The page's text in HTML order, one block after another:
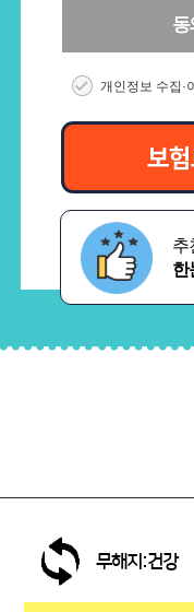
동
개인정보 수집·
보
추
한
무해지:건강